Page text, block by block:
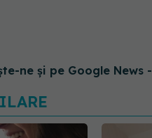
ne și pe Google News